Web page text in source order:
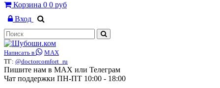
Корзина 0 0 руб
Вход
Написать в
MAX
ТГ: @doctorcomfort_ru
Пишите нам в MAX или Телеграм
Чат поддержки ПН-ПТ 10:00 - 18:00